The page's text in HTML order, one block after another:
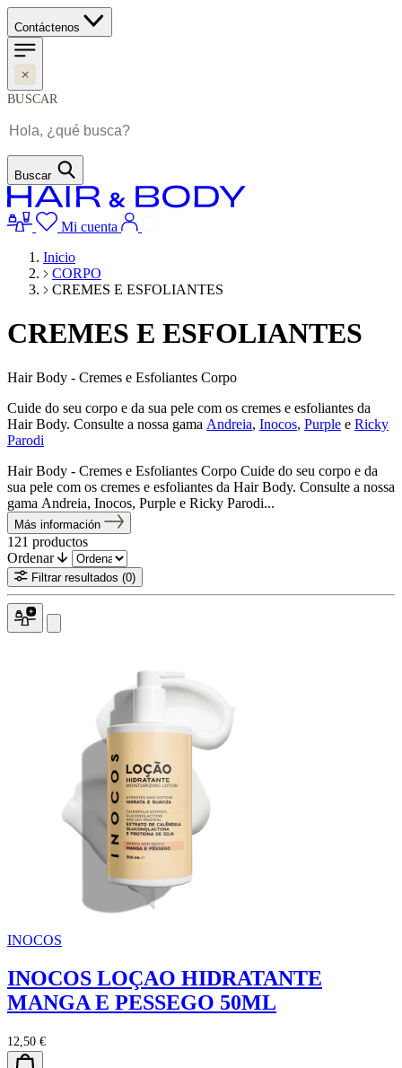
Contáctenos
BUSCAR
Buscar
Mi cuenta
Inicio
CORPO
CREMES E ESFOLIANTES
CREMES E ESFOLIANTES
Hair Body - Cremes e Esfoliantes Corpo
Cuide do seu corpo e da sua pele com os cremes e esfoliantes da
Hair Body. Consulte a nossa gama Andreia, Inocos, Purple e Ricky
Parodi
Hair Body - Cremes e Esfoliantes Corpo Cuide do seu corpo e da
sua pele com os cremes e esfoliantes da Hair Body. Consulte a nossa
gama Andreia, Inocos, Purple e Ricky Parodi...
Más información
121 productos
Ordenar
Filtrar resultados (0)
INOCOS
INOCOS LOÇAO HIDRATANTE
MANGA E PESSEGO 50ML
12,50 €